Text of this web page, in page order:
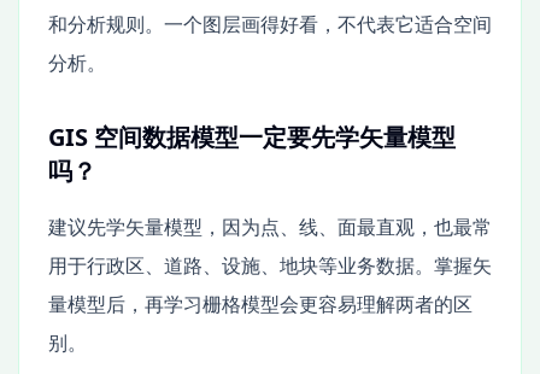
和分析规则。一个图层画得好看，不代表它适合空间
分析。
GIS 空间数据模型一定要先学矢量模型
吗？
建议先学矢量模型，因为点、线、面最直观，也最常
用于行政区、道路、设施、地块等业务数据。掌握矢
量模型后，再学习栅格模型会更容易理解两者的区
别。